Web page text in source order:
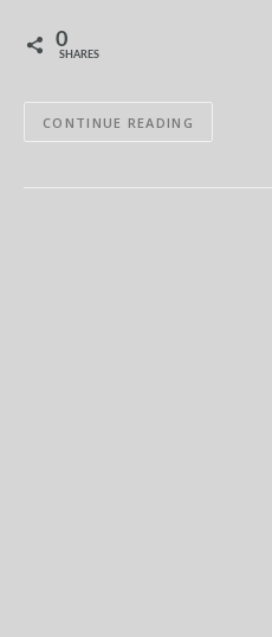
0
SHARES
CONTINUE READING